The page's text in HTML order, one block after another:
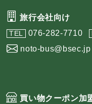
旅行会社向け
TEL 076-282-7710
noto-bus@bsec.jp
買い物クーポン加